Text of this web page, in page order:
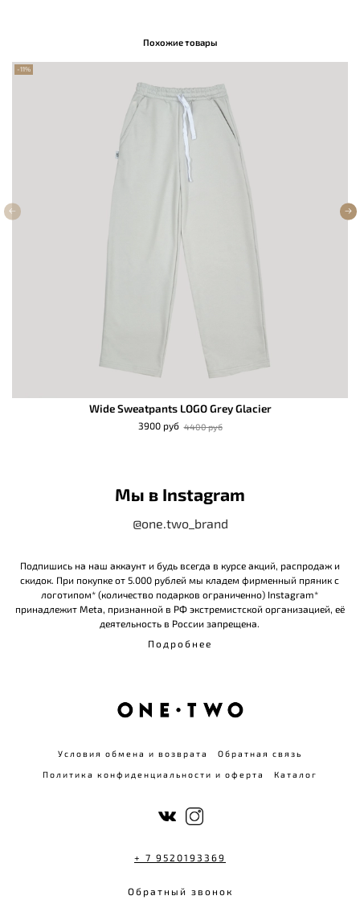
Похожие товары
-11%
Wide Sweatpants LOGO Grey Glacier
3900 руб 4400 руб
Мы в Instagram
@one.two_brand
Подпишись на наш аккаунт и будь всегда в курсе акций, распродаж и
скидок. При покупке от 5.000 рублей мы кладем фирменный пряник с
логотипом* (количество подарков ограниченно) Instagram*
принадлежит Meta, признанной в РФ экстремистской организацией, её
деятельность в России запрещена.
Подробнее
Условия обмена и возврата Обратная связь
Политика конфиденциальности и оферта Каталог
+ 7 9520193369
Обратный звонок